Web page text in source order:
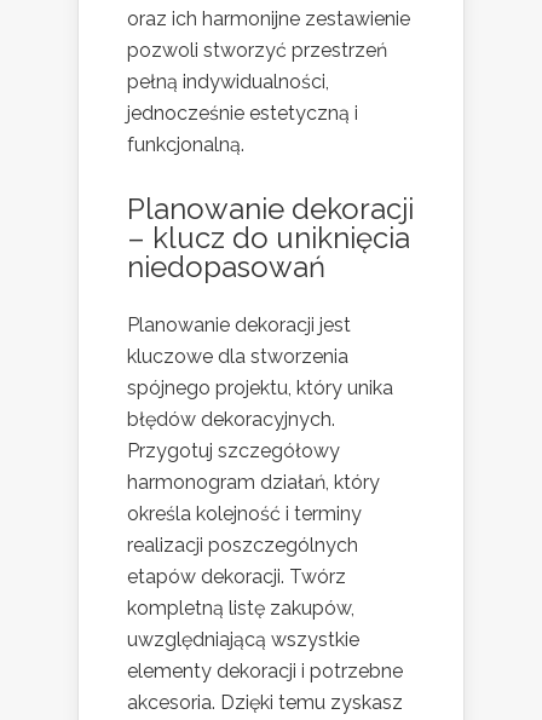
oraz ich harmonijne zestawienie
pozwoli stworzyć przestrzeń
pełną indywidualności,
jednocześnie estetyczną i
funkcjonalną.
Planowanie dekoracji
– klucz do uniknięcia
niedopasowań
Planowanie dekoracji jest
kluczowe dla stworzenia
spójnego projektu, który unika
błędów dekoracyjnych.
Przygotuj szczegółowy
harmonogram działań, który
określa kolejność i terminy
realizacji poszczególnych
etapów dekoracji. Twórz
kompletną listę zakupów,
uwzględniającą wszystkie
elementy dekoracji i potrzebne
akcesoria. Dzięki temu zyskasz